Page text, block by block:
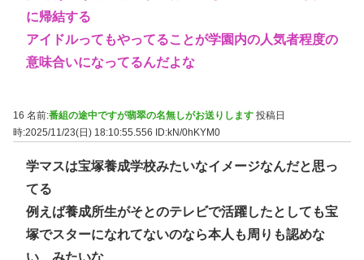
に帰結する
アイドルってもやってることが学園内の人気者程度の
意味合いになってるんだよな
16 名前:番組の途中ですが翡翠の名無しがお送りします 投稿日
時:2025/11/23(日) 18:10:55.556
ID:kN/0hKYM0
学マスは宝塚養成学校みたいなイメージなんだと思っ
てる
例えば養成所生がそとのテレビで活躍したとしても宝
塚でスターになれてないのなら本人も周りも認めな